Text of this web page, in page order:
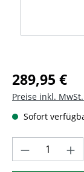
Regulärer Preis:
289,95 €
Preise inkl.
Sofort
Produkt